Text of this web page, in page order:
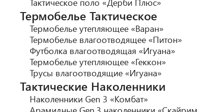
Тактическое поло «Дерби Плюс»
Термобелье Тактическое
Термобелье утепляющее «Варан»
Термобелье влагоотводящее «Питон»
Футболка влагоотводящая «Игуана»
Термобелье утепляющее «Геккон»
Трусы влагоотводящие «Игуана»
Тактические Наколенники
Наколенники Gen 3 «Комбат»